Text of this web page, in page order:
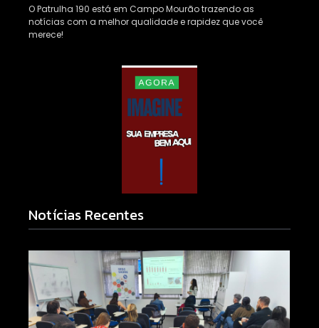
O Patrulha 190 está em Campo Mourão trazendo as
notícias com a melhor qualidade e rapidez que você
merece!
Notícias Recentes